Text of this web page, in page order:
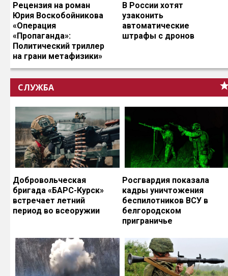
Рецензия на роман
Юрия Воскобойникова
«Операция
«Пропаганда»:
Политический триллер
на грани метафизики»
В России хотят
узаконить
автоматические
штрафы с дронов
СЛУЖБА
Добровольческая
бригада «БАРС-Курск»
встречает летний
период во всеоружии
Росгвардия показала
кадры уничтожения
беспилотников ВСУ в
белгородском
приграничье